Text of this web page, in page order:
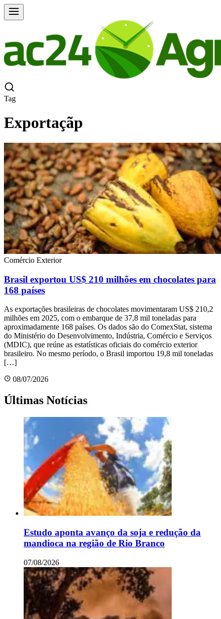
Tag
Exportaçãp
Comércio Exterior
Brasil exportou US$ 210 milhões em chocolates para
168 países
As exportações brasileiras de chocolates movimentaram US$ 210,2
milhões em 2025, com o embarque de 37,8 mil toneladas para
aproximadamente 168 países. Os dados são do ComexStat, sistema
do Ministério do Desenvolvimento, Indústria, Comércio e Serviços
(MDIC), que reúne as estatísticas oficiais do comércio exterior
brasileiro. No mesmo período, o Brasil importou 19,8 mil toneladas
[…]
08/07/2026
Últimas Notícias
Estudo aponta avanço da soja e redução da
mandioca na região de Rio Branco
07/08/2026